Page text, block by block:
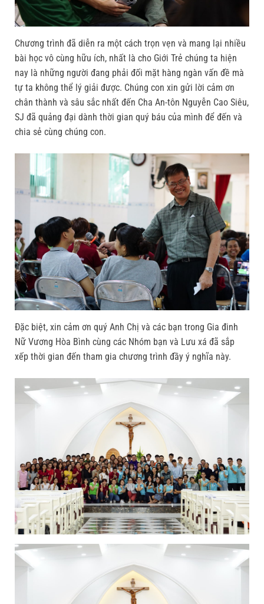
Chương trình đã diễn ra một cách trọn vẹn và mang lại nhiều
bài học vô cùng hữu ích, nhất là cho Giới Trẻ chúng ta hiện
nay là những người đang phải đối mặt hàng ngàn vấn đề mà
tự ta không thể lý giải được. Chúng con xin gửi lời cảm ơn
chân thành và sâu sắc nhất đến Cha An-tôn Nguyễn Cao Siêu,
SJ đã quảng đại dành thời gian quý báu của mình để đến và
chia sẻ cùng chúng con.
Đặc biệt, xin cảm ơn quý Anh Chị và các bạn trong Gia đinh
Nữ Vương Hòa Bình cùng các Nhóm bạn và Lưu xá đã sắp
xếp thời gian đến tham gia chương trình đầy ý nghĩa này.